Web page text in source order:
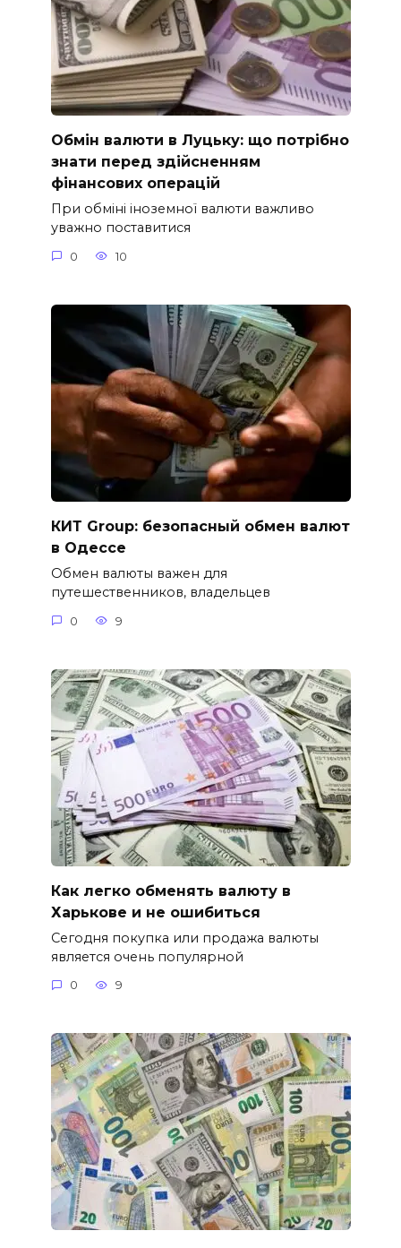
Обмін валюти в Луцьку: що потрібно
знати перед здійсненням
фінансових операцій
При обміні іноземної валюти важливо
уважно поставитися
0 10
КИТ Group: безопасный обмен валют
в Одессе
Обмен валюты важен для
путешественников, владельцев
0 9
Как легко обменять валюту в
Харькове и не ошибиться
Сегодня покупка или продажа валюты
является очень популярной
0 9